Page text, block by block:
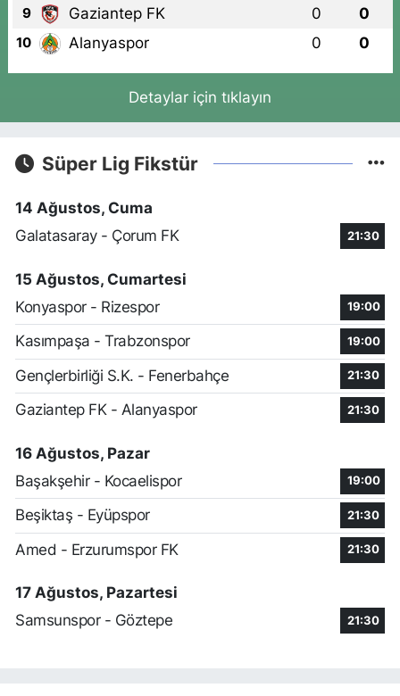
9 Gaziantep FK 0 0
10 Alanyaspor 0 0
Detaylar için tıklayın
Süper Lig Fikstür
14 Ağustos, Cuma
Galatasaray - Çorum FK
21:30
15 Ağustos, Cumartesi
Konyaspor - Rizespor
19:00
Kasımpaşa - Trabzonspor 19:00
Gençlerbirliği S.K. - Fenerbahçe 21:30
Gaziantep FK - Alanyaspor 21:30
16 Ağustos, Pazar
Başakşehir - Kocaelispor
19:00
Beşiktaş - Eyüpspor 21:30
Amed - Erzurumspor FK 21:30
17 Ağustos, Pazartesi
Samsunspor - Göztepe
21:30